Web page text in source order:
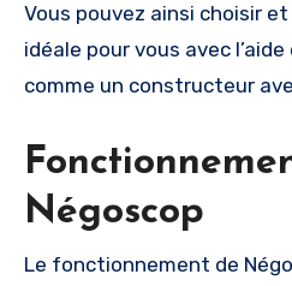
Vous pouvez ainsi choisir
idéale pour vous avec
comme un constructeur
Négoscop
Le fonctionnement de